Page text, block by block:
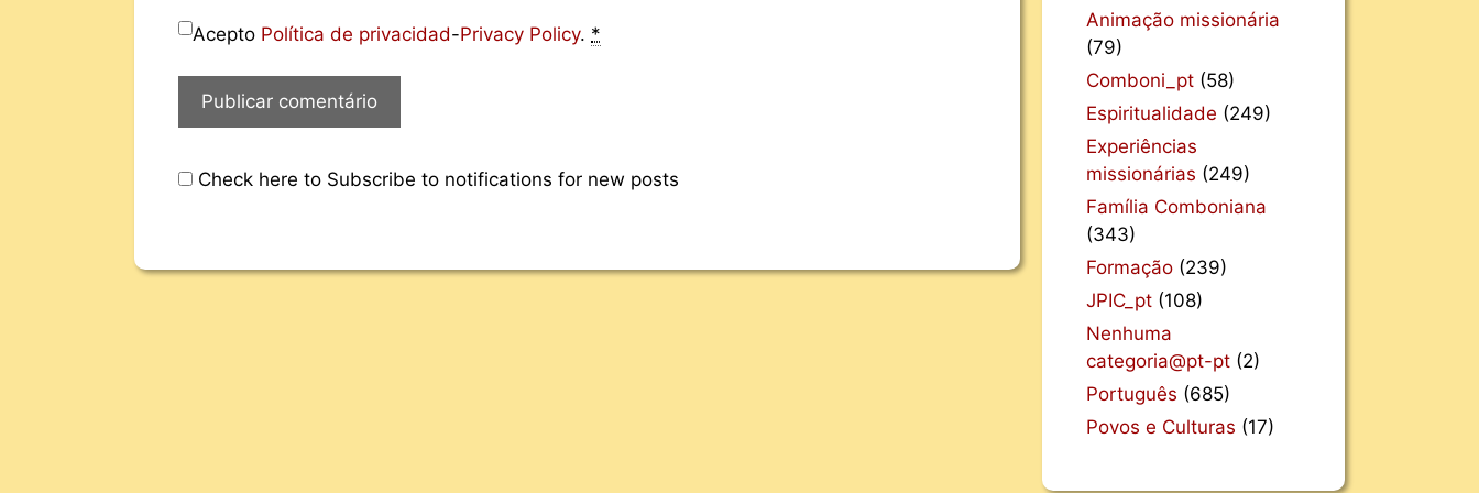
Acepto Política de privacidad-Privacy Policy. *
Check here to Subscribe to notifications for new posts
Animação missionária
(79)
Comboni_pt (58)
Espiritualidade (249)
Experiências
missionárias (249)
Família Comboniana
(343)
Formação (239)
JPIC_pt (108)
Nenhuma
categoria@pt-pt (2)
Português (685)
Povos e Culturas (17)